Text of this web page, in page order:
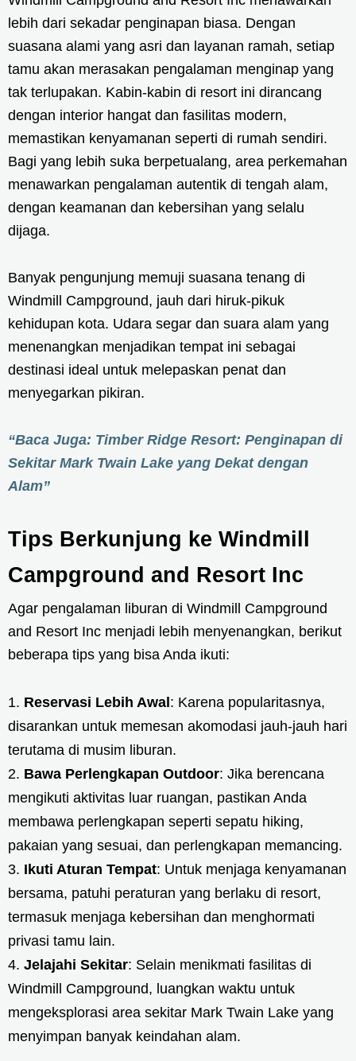
lebih dari sekadar penginapan biasa. Dengan
suasana alami yang asri dan layanan ramah, setiap
tamu akan merasakan pengalaman menginap yang
tak terlupakan. Kabin-kabin di resort ini dirancang
dengan interior hangat dan fasilitas modern,
memastikan kenyamanan seperti di rumah sendiri.
Bagi yang lebih suka berpetualang, area perkemahan
menawarkan pengalaman autentik di tengah alam,
dengan keamanan dan kebersihan yang selalu
dijaga.
Banyak pengunjung memuji suasana tenang di
Windmill Campground, jauh dari hiruk-pikuk
kehidupan kota. Udara segar dan suara alam yang
menenangkan menjadikan tempat ini sebagai
destinasi ideal untuk melepaskan penat dan
menyegarkan pikiran.
“Baca Juga: Timber Ridge Resort: Penginapan di
Sekitar Mark Twain Lake yang Dekat dengan
Alam”
Tips Berkunjung ke Windmill
Campground and Resort Inc
Agar pengalaman liburan di Windmill Campground
and Resort Inc menjadi lebih menyenangkan, berikut
beberapa tips yang bisa Anda ikuti:
Reservasi Lebih Awal : Karena popularitasnya,
disarankan untuk memesan akomodasi jauh-jauh hari
terutama di musim liburan.
Bawa Perlengkapan Outdoor: Jika berencana
mengikuti aktivitas luar ruangan, pastikan Anda
membawa perlengkapan seperti sepatu hiking,
pakaian yang sesuai, dan perlengkapan memancing.
Ikuti Aturan Tempat: Untuk menjaga kenyamanan
bersama, patuhi peraturan yang berlaku di resort,
termasuk menjaga kebersihan dan menghormati
privasi tamu lain.
Jelajahi Sekitar: Selain menikmati fasilitas di
Windmill Campground, luangkan waktu untuk
mengeksplorasi area sekitar Mark Twain Lake yang
menyimpan banyak keindahan alam.